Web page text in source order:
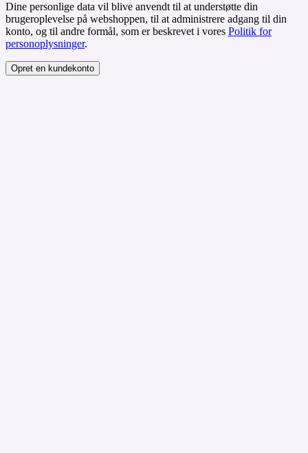
Dine personlige data vil blive anvendt til at understøtte din
brugeroplevelse på webshoppen, til at administrere adgang til din
konto, og til andre formål, som er beskrevet i vores Politik for
personoplysninger.
Opret en kundekonto